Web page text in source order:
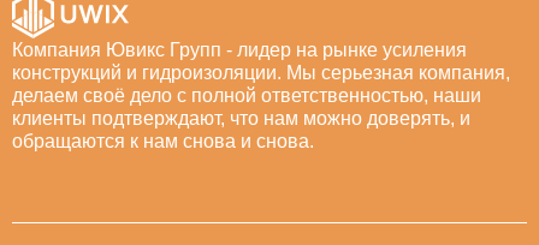
Компания Ювикс Групп - лидер на рынке усиления
конструкций и гидроизоляции. Мы серьезная компания,
делаем своё дело с полной ответственностью, наши
клиенты подтверждают, что нам можно доверять, и
обращаются к нам снова и снова.